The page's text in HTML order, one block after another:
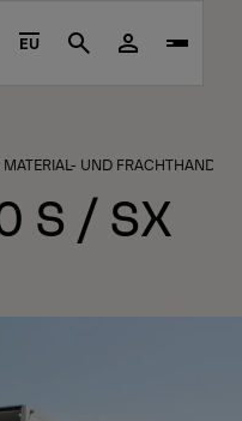
EU Search
MATERIAL- UND
S / SX